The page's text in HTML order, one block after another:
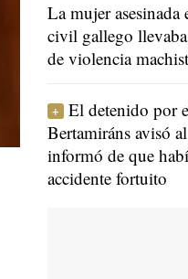
La mujer
civil gallego
de violencia
El detenido por
Bertamiráns avisó
informó de que
accidente fortuito